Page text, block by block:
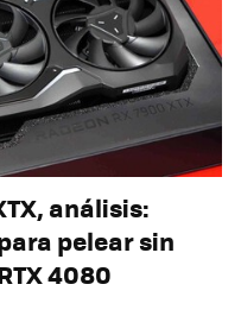
análisis:
pelear sin
4080